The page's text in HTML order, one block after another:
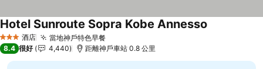
3 星級 酒店 當地神戶特色早餐查看價格
Hotel Sunroute Sopra Kobe Annesso
8.4 很好 4,440 距離神戶車站 0.8 公里